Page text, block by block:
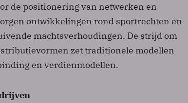
de positionering van netwerken en
ontwikkelingen rond sportrechten en
machtsverhoudingen. De strijd om
zet traditionele modellen
en verdienmodellen.